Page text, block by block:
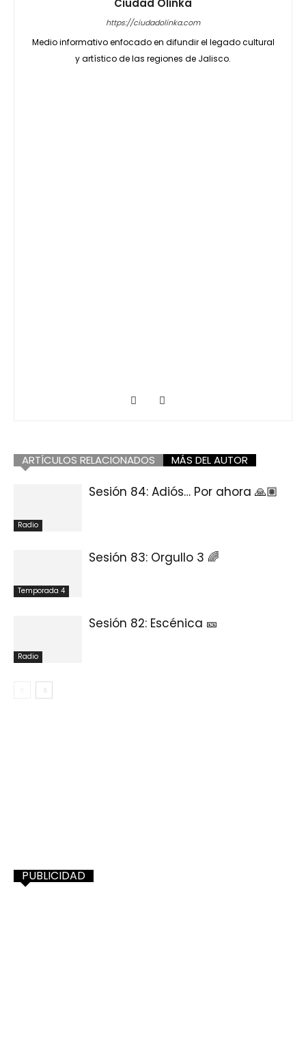
Ciudad Olinka
https://ciudadolinka.com
Medio informativo enfocado en difundir el legado cultural
y artístico de las regiones de Jalisco.
ARTÍCULOS RELACIONADOS MÁS DEL AUTOR
Radio
Sesión 84: Adiós… Por ahora 🙏🏽
Temporada 4
Sesión 83: Orgullo 3 🌈
Radio
Sesión 82: Escénica 🎫
PUBLICIDAD